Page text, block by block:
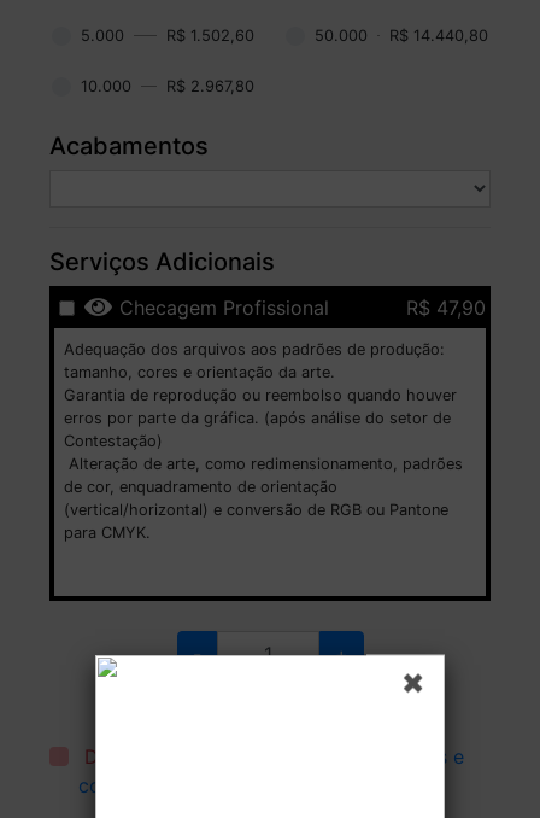
5.000 R$ 1.502,60 50.000 R$ 14.440,80
10.000 R$ 2.967,80
Acabamentos
Serviços Adicionais
Checagem Profissional R$ 47,90
Adequação dos arquivos aos padrões de produção:
tamanho, cores e orientação da arte.
Garantia de reprodução ou reembolso quando houver
erros por parte da gráfica. (após análise do setor de
Contestação)
Alteração de arte, como redimensionamento, padrões
de cor, enquadramento de orientação
(vertical/horizontal) e conversão de RGB ou Pantone
para CMYK.
- +
Defina a quantidade que deve ser produzida.
Declaro que li e aceito todos os
termos e
condições